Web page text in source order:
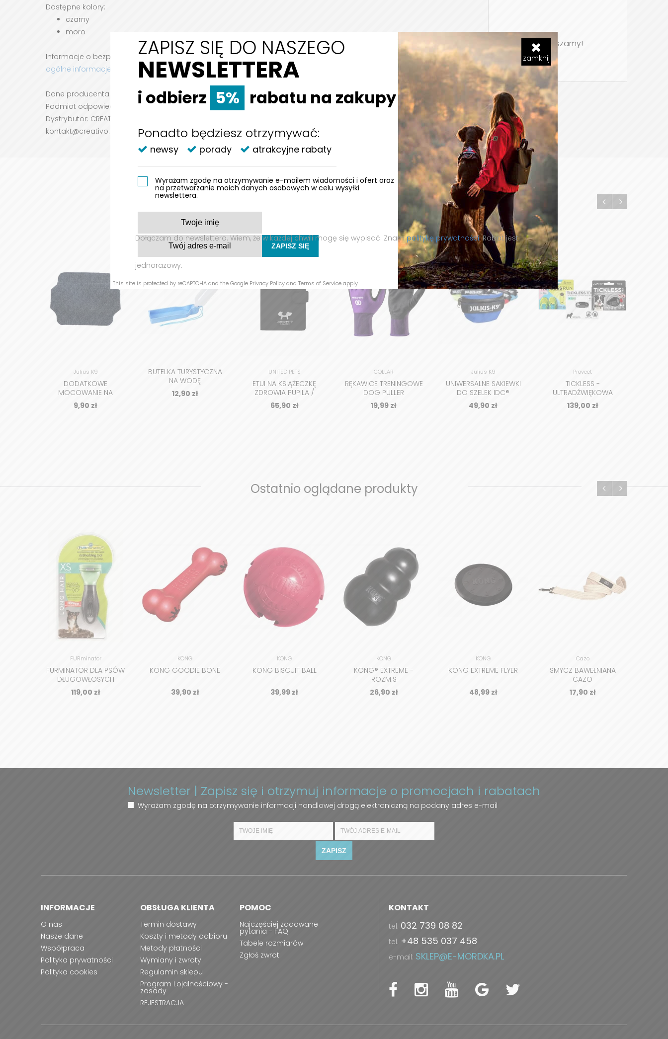
Dostępne kolory:
czarny
moro
Informacje o bezpieczeństwie:
ogólne informacje dotyczące bezpieczeństwa
Dane producenta i podmiotów odpowiedzialnych na rynku UE:
Podmiot odpowiedzialny:
Dystrybutor: CREATIVO GROUP sp. z o.o., Bojkowska 47A, 44-100 Gliwice, kraj: Polska, e-mail:
kontakt@creativo.pl
Zapraszamy!
Julius K9
DODATKOWE
MOCOWANIE NA
PLAKIETKI Z NAPISAMI
9,90 zł
BUTELKA TURYSTYCZNA
NA WODĘ
12,90 zł
UNITED PETS
ETUI NA KSIĄŻECZKĘ
ZDROWIA PUPILA /
PASZPORT
65,90 zł
COLLAR
RĘKAWICE TRENINGOWE
DOG PULLER
19,99 zł
Julius K9
UNIWERSALNE SAKIEWKI
DO SZELEK IDC®
UNIVERSAL BAG
49,90 zł
Provect
TICKLESS -
ULTRADŹWIĘKOWA
OCHRONA PRZED
KLESZCZAMI
139,00 zł
Ostatnio oglądane produkty
FURminator
FURMINATOR DLA PSÓW
DŁUGOWŁOSYCH
119,00 zł
KONG
KONG GOODIE BONE
39,90 zł
KONG
KONG BISCUIT BALL
39,99 zł
KONG
KONG® EXTREME -
ROZM.S
26,90 zł
KONG
KONG EXTREME FLYER
48,99 zł
Cazo
SMYCZ BAWEŁNIANA
CAZO
17,90 zł
Newsletter | Zapisz się i otrzymuj informacje o promocjach i rabatach
Wyrażam zgodę na otrzymywanie informacji handlowej drogą elektroniczną na podany adres e-mail
ZAPISZ
INFORMACJE
O nas
Nasze dane
Współpraca
Polityka prywatności
Polityka cookies
OBSŁUGA KLIENTA
Termin dostawy
Koszty i metody odbioru
Metody płatności
Wymiany i zwroty
Regulamin sklepu
Program Lojalnościowy -
zasady
REJESTRACJA
POMOC
Najczęściej zadawane
pytania - FAQ
Tabele rozmiarów
Zgłoś zwrot
KONTAKT
tel. 032 739 08 82
tel. +48 535 037 458
e-mail: SKLEP@E-MORDKA.PL
zamknij
ZAPISZ SIĘ DO NASZEGO
NEWSLETTERA
i odbierz 5% rabatu na zakupy
Ponadto będziesz otrzymywać:
newsy porady atrakcyjne rabaty
Wyrażam zgodę na otrzymywanie e-mailem wiadomości i ofert oraz
na przetwarzanie moich danych osobowych w celu wysyłki
newslettera.
ZAPISZ SIĘ
Dołączam do newslettera. Wiem, że w każdej chwili mogę się wypisać. Znampolitykę prywatności.Rabat jest
jednorazowy.
This site is protected by reCAPTCHA and the Google Privacy Policyand Terms of Serviceapply.